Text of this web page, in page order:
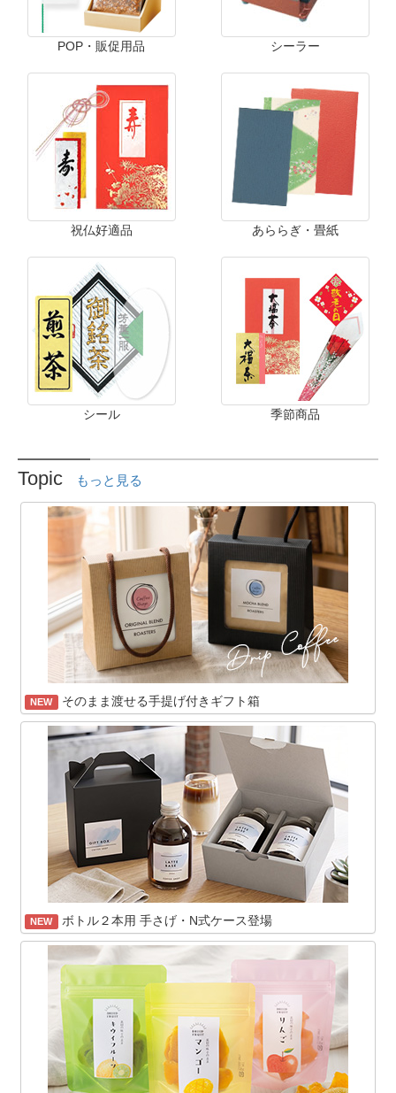
POP・販促用品 シーラー
祝仏好適品 あららぎ・畳紙
シール 季節商品
Topic もっと見る
NEW そのまま渡せる手提げ付きギフト箱
NEW ボトル２本用 手さげ・N式ケース登場